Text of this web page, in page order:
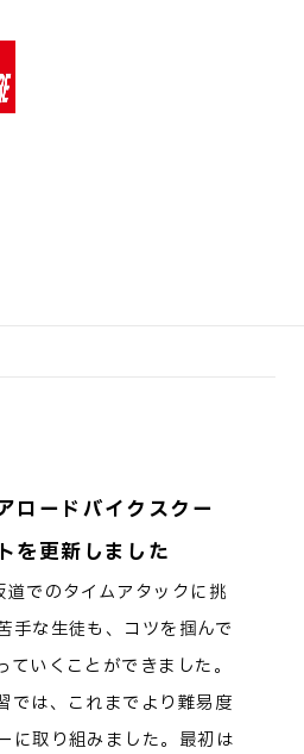
ロードバイクスクー
更新しました
でのタイムアタックに挑
手な生徒も、コツを掴んで
ていくことができました。
では、これまでより難易度
に取り組みました。最初は